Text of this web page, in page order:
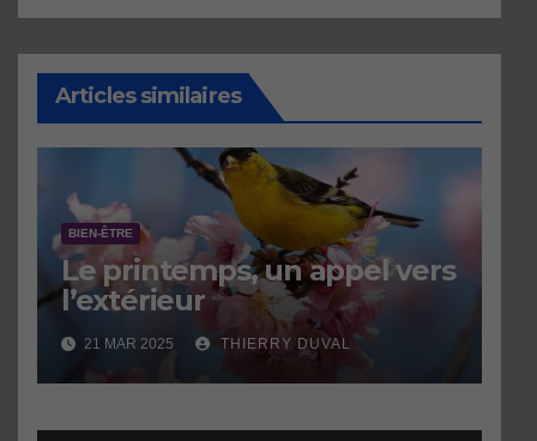
réessayer ou de recharger la page.
quelques secondes à l'adresse e-mail que
vous avez indiquée
Articles similaires
BIEN-ÊTRE
Le printemps, un appel vers
l’extérieur
21 MAR 2025 THIERRY DUVAL